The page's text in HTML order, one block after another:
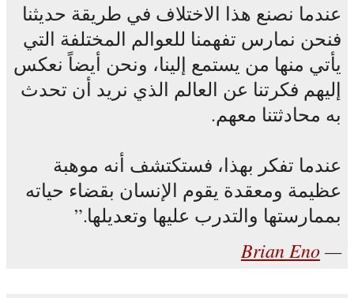
عندما نصنع هذا الاختلاف في طريقة حديثنا
فنحن نمارس تفهمنا للعوالم المختلفة التي
يأتي منها من يستمع إلينا، ونحن أيضاً نعكس
إليهم فكرتنا عن العالم الذي نريد أن تحدث
به محادثتنا معهم.
عندما تفكر بهذا، فستكتشف أنه موهبة
عظيمة ومعقدة يقوم الإنسان بقضاء حياته
بممارستها والتدرب عليها وتعديلها.
Brian Eno